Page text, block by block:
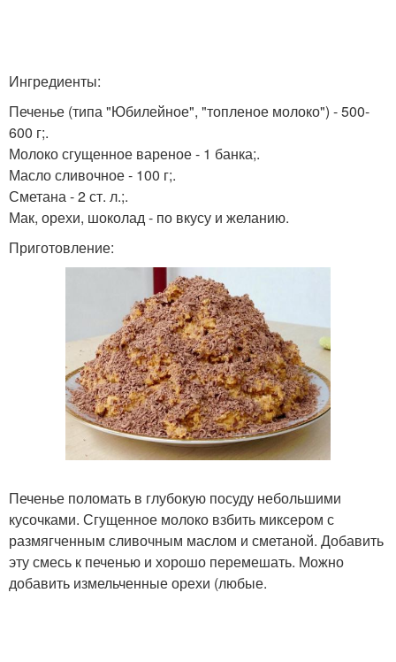
Ингредиенты:
Печенье (типа "Юбилейное", "топленое молоко") - 500-
600 г;.
Молоко сгущенное вареное - 1 банка;.
Масло сливочное - 100 г;.
Сметана - 2 ст. л.;.
Мак, орехи, шоколад - по вкусу и желанию.
Приготовление:
Печенье поломать в глубокую посуду небольшими
кусочками. Сгущенное молоко взбить миксером с
размягченным сливочным маслом и сметаной. Добавить
эту смесь к печенью и хорошо перемешать. Можно
добавить измельченные орехи (любые.